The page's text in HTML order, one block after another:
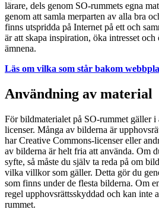
lärare, dels genom SO-rummets egna
genom att samla merparten av alla bra
finns utspridda på Internet på ett och
är att skapa inspiration, öka intresset
ämnena.
Läs om vilka som står bakom
Användning av material
För bildmaterialet på SO-rummet gäller
licenser. Många av bilderna är
har Creative Commons-licenser eller
av bilderna är helt fria att använda. Om
syfte, så måste du själv ta reda på om
vilka villkor som gäller. Detta gör du
som finns under de flesta bilderna. Om
regel upphovsrättsskyddad och kan inte
rummet.